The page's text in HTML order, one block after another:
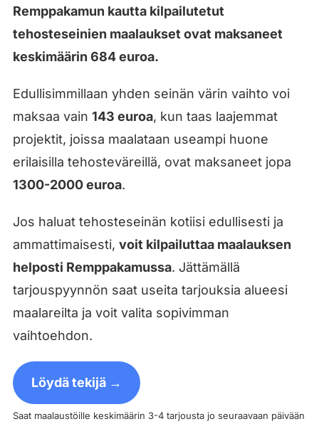
Remppakamun kautta kilpailutetut
tehosteseinien maalaukset ovat maksaneet
keskimäärin 684 euroa.
Edullisimmillaan yhden seinän värin vaihto voi
maksaa vain 143 euroa, kun taas laajemmat
projektit, joissa maalataan useampi huone
erilaisilla tehosteväreillä, ovat maksaneet jopa
1300-2000 euroa.
Jos haluat tehosteseinän kotiisi edullisesti ja
ammattimaisesti, voit kilpailuttaa maalauksen
helposti Remppakamussa. Jättämällä
tarjouspyynnön saat useita tarjouksia alueesi
maalareilta ja voit valita sopivimman
vaihtoehdon.
Löydä tekijä →
Saat maalaustöille keskimäärin 3-4 tarjousta jo seuraavaan päivään